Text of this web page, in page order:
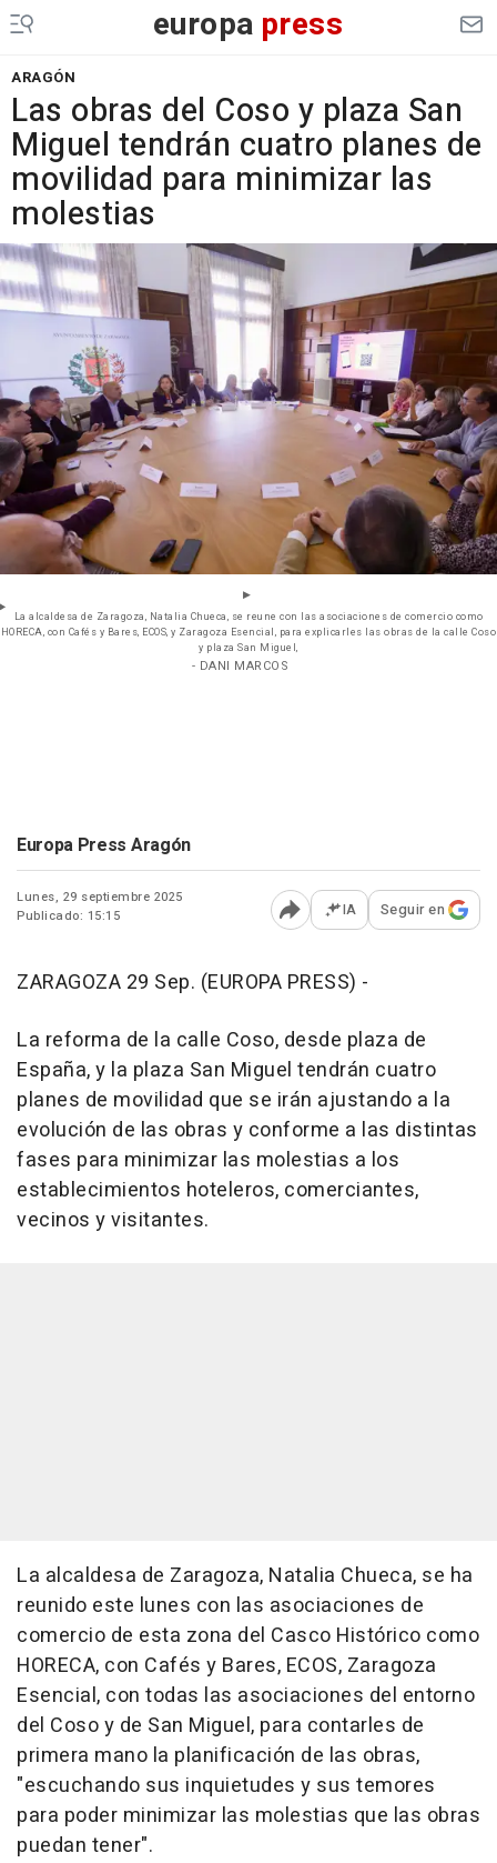
europa press
ARAGÓN
Las obras del Coso y plaza San
Miguel tendrán cuatro planes de
movilidad para minimizar las
molestias
La alcaldesa de Zaragoza, Natalia Chueca, se reune con las asociaciones de comercio como
HORECA, con Cafés y Bares, ECOS, y Zaragoza Esencial, para explicarles las obras de la calle Coso
y plaza San Miguel,
- DANI MARCOS
Europa Press Aragón
Lunes, 29 septiembre 2025
Publicado: 15:15
Abrir opciones para
IA Seguir en
ZARAGOZA 29 Sep. (EUROPA PRESS) -
La reforma de la calle Coso, desde plaza de
España, y la plaza San Miguel tendrán cuatro
planes de movilidad que se irán ajustando a la
evolución de las obras y conforme a las distintas
fases para minimizar las molestias a los
establecimientos hoteleros, comerciantes,
vecinos y visitantes.
La alcaldesa de Zaragoza, Natalia Chueca, se ha
reunido este lunes con las asociaciones de
comercio de esta zona del Casco Histórico como
HORECA, con Cafés y Bares, ECOS, Zaragoza
Esencial, con todas las asociaciones del entorno
del Coso y de San Miguel, para contarles de
primera mano la planificación de las obras,
"escuchando sus inquietudes y sus temores
para poder minimizar las molestias que las obras
puedan tener".